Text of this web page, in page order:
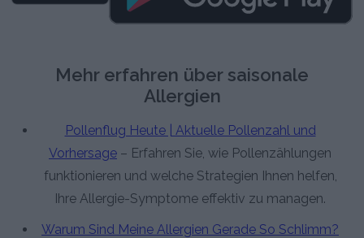
Mehr erfahren über saisonale
Allergien
Pollenflug Heute | Aktuelle Pollenzahl und
Vorhersage – Erfahren Sie, wie Pollenzählungen
funktionieren und welche Strategien Ihnen helfen,
Ihre Allergie-Symptome effektiv zu managen.
Warum Sind Meine Allergien Gerade So Schlimm?